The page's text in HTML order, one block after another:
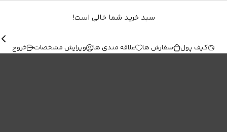
سبد خرید شما خالی است!
کیف پول سفارش ها علاقه مندی ها ویرایش مشخصات خروج